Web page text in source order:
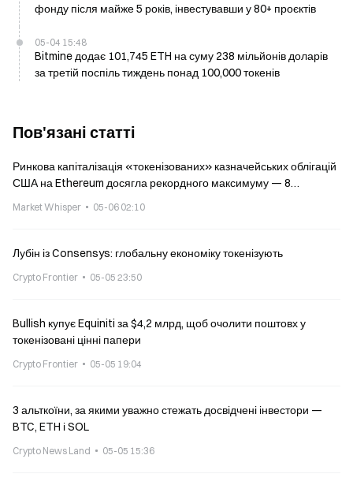
фонду після майже 5 років, інвестувавши у 80+ проєктів
05-04 15:48
Bitmine додає 101,745 ETH на суму 238 мільйонів доларів
за третій поспіль тиждень понад 100,000 токенів
Пов'язані статті
Ринкова капіталізація «токенізованих» казначейських облігацій
США на Ethereum досягла рекордного максимуму — 8
Market Whisper 05-06 02:10
Лубін із Consensys: глобальну економіку токенізують
Crypto Frontier 05-05 23:50
Bullish купує Equiniti за $4,2 млрд, щоб очолити поштовх у
токенізовані цінні папери
Crypto Frontier 05-05 19:04
3 альткоїни, за якими уважно стежать досвідчені інвестори —
BTC, ETH і SOL
Crypto News Land 05-05 15:36